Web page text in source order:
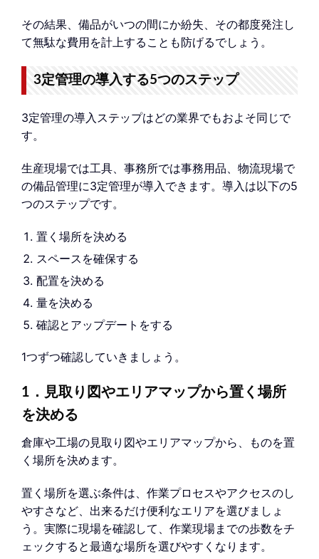
その結果、備品がいつの間にか紛失、その都度発注し
て無駄な費用を計上することも防げるでしょう。
3定管理の導入する5つのステップ
3定管理の導入ステップはどの業界でもおよそ同じで
す。
生産現場では工具、事務所では事務用品、物流現場で
の備品管理に3定管理が導入できます。導入は以下の5
つのステップです。
置く場所を決める
スペースを確保する
配置を決める
量を決める
確認とアップデートをする
1つずつ確認していきましょう。
1．見取り図やエリアマップから置く場所
を決める
倉庫や工場の見取り図やエリアマップから、ものを置
く場所を決めます。
置く場所を選ぶ条件は、作業プロセスやアクセスのし
やすさなど、出来るだけ便利なエリアを選びましょ
う。実際に現場を確認して、作業現場までの歩数をチ
ェックすると最適な場所を選びやすくなります。